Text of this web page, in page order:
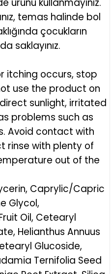
temas halinde bol
çocukların
saklayınız.
itching occurs, stop
use the product on
sunlight, irritated
problems such as
Avoid contact with
rinse with plenty of
out of the
Caprylic/Capric
Glycol,
Oil, Cetearyl
Helianthus Annuus
Glucoside,
Ternifolia Seed